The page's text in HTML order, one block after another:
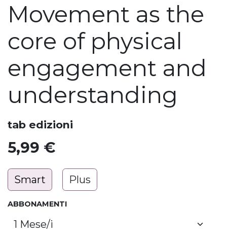
Movement as the
core of physical
engagement and
understanding
tab edizioni
5,99 €
Smart Plus
ABBONAMENTI